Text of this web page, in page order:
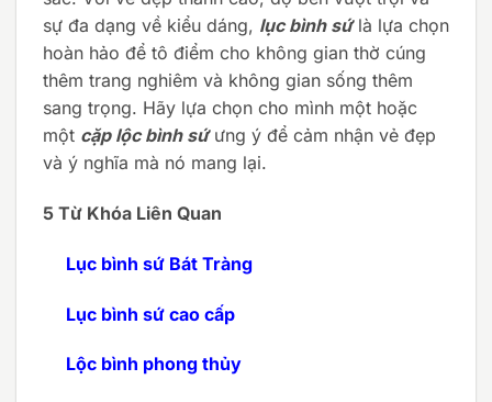
sự đa dạng về kiểu dáng, lục bình sứlà lựa chọn
hoàn hảo để tô điểm cho không gian thờ cúng
thêm trang nghiêm và không gian sống thêm
sang trọng. Hãy lựa chọn cho mình một hoặc
một cặp lộc bình sứưng ý để cảm nhận vẻ đẹp
và ý nghĩa mà nó mang lại.
5 Từ Khóa Liên Quan
Lục bình sứ Bát Tràng
Lục bình sứ cao cấp
Lộc bình phong thủy